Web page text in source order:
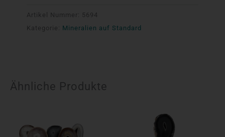
Artikel Nummer:
5694
Kategorie:
Mineralien auf Standard
Ähnliche Produkte